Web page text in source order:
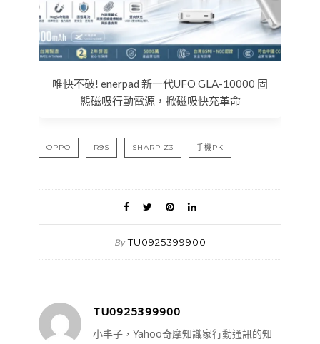
唯快不破! enerpad 新一代UFO GLA-10000 固
態磁吸行動電源，掀磁吸快充革命
OPPO R9S SHARP Z3 手機PK
By TU0925399900
TU0925399900
小丰子，Yahoo奇摩知識家行動通訊的知